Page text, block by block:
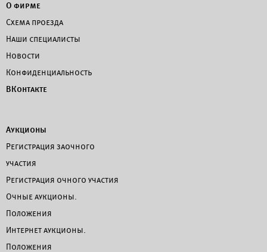
О фирме
Схема проезда
Наши специалисты
Новости
Конфиденциальность
ВКонтакте
Аукционы
Регистрация заочного
участия
Регистрация очного участия
Очные аукционы.
Положения
Интернет аукционы.
Положения